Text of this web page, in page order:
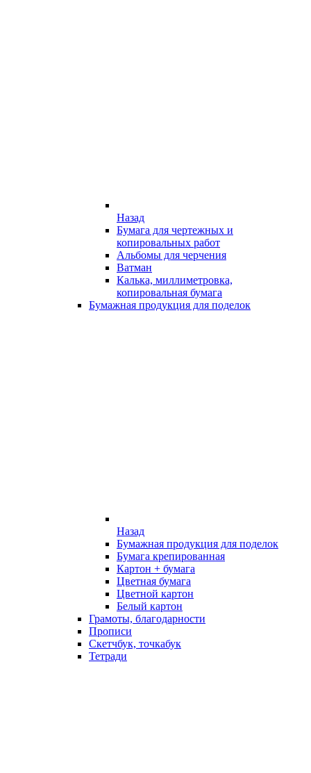
Назад
Бумага для чертежных и
копировальных работ
Альбомы для черчения
Ватман
Калька, миллиметровка,
копировальная бумага
Бумажная продукция для поделок
Назад
Бумажная продукция для поделок
Бумага крепированная
Картон + бумага
Цветная бумага
Цветной картон
Белый картон
Грамоты, благодарности
Прописи
Скетчбук, точкабук
Тетради